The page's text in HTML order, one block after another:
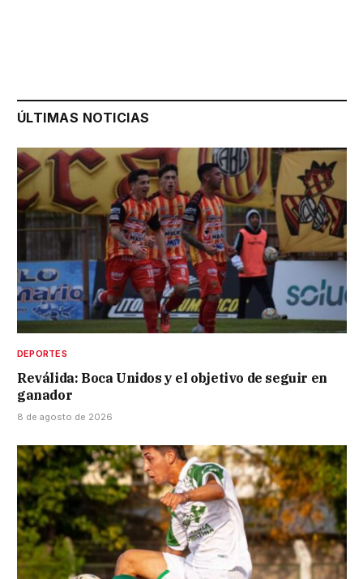
ÚLTIMAS NOTICIAS
DEPORTES
Reválida: Boca Unidos y el objetivo de seguir en
ganador
8 de agosto de 2026